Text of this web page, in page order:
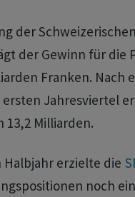
der
der Gewinn für die
Franken. Nach
Jahresviertel
13,2 Milliarden.
Halbjahr erzielte die
noch